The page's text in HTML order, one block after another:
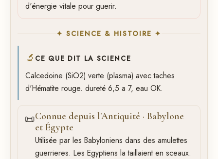
d'énergie vitale pour guerir.
✦ SCIENCE & HISTOIRE ✦
🔬 CE QUE DIT LA SCIENCE
Calcedoine (SiO2) verte (plasma) avec taches
d'Hématite rouge. dureté 6,5 a 7, eau OK.
📜Connue depuis l'Antiquité · Babylone
et Égypte
Utilisée par les Babyloniens dans des amulettes
guerrieres. Les Egyptiens la taillaient en sceaux.